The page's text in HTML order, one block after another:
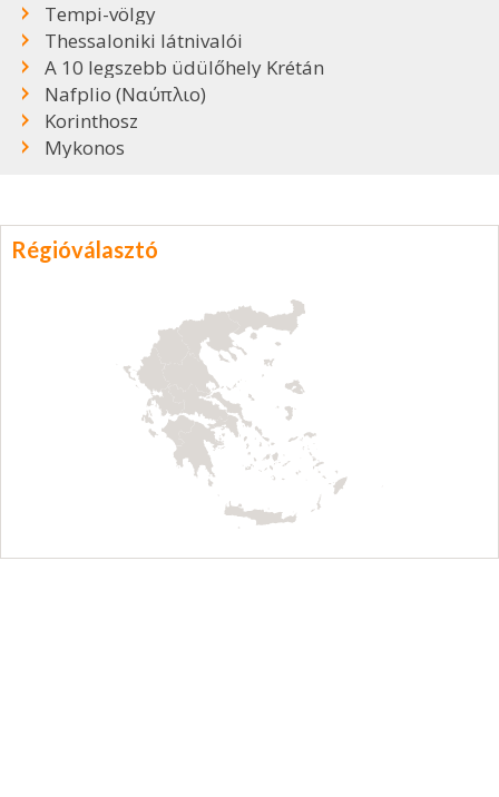
Tempi-völgy
Thessaloniki látnivalói
A 10 legszebb üdülőhely Krétán
Nafplio (Ναύπλιο)
Korinthosz
Mykonos
Régióválasztó